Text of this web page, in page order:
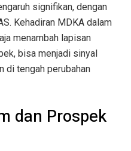
signifikan, dengan
Kehadiran MDKA dalam
menambah lapisan
bisa menjadi sinyal
di tengah perubahan
dan Prospek